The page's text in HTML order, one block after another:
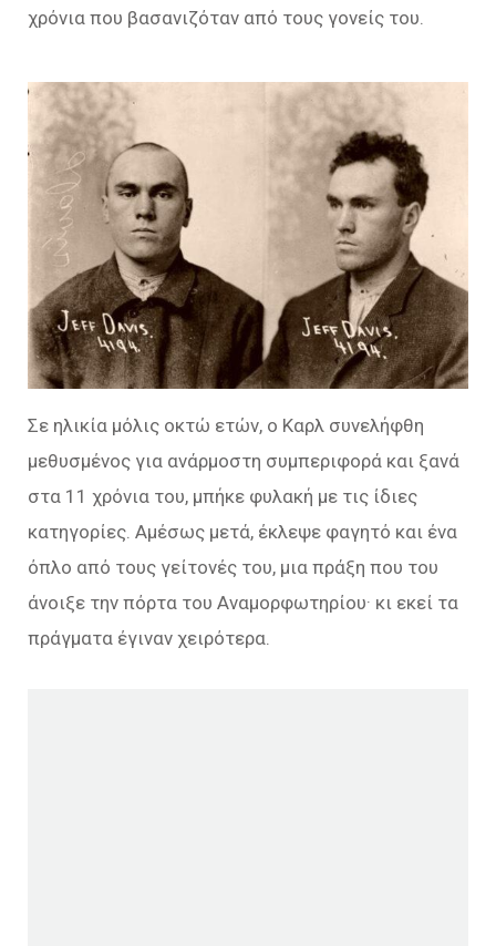
χρόνια που βασανιζόταν από τους γονείς του.
Σε ηλικία μόλις οκτώ ετών, ο Καρλ συνελήφθη
μεθυσμένος για ανάρμοστη συμπεριφορά και ξανά
στα 11 χρόνια του, μπήκε φυλακή με τις ίδιες
κατηγορίες. Αμέσως μετά, έκλεψε φαγητό και ένα
όπλο από τους γείτονές του, μια πράξη που του
άνοιξε την πόρτα του Αναμορφωτηρίου· κι εκεί τα
πράγματα έγιναν χειρότερα.